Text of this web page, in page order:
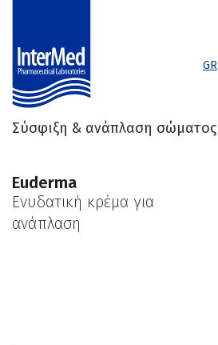
GR
Σύσφιξη & ανάπλαση σώματος
Euderma
Ενυδατική κρέμα για
ανάπλαση